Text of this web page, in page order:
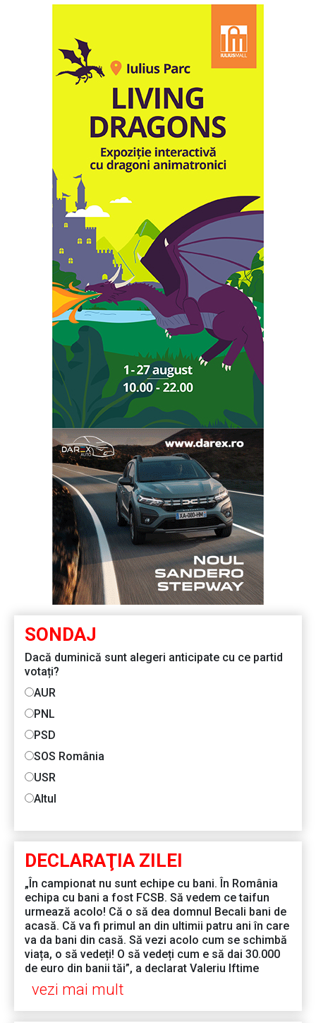
SONDAJ
Dacă duminică sunt alegeri anticipate cu ce partid
votați?
AUR
PNL
PSD
SOS România
USR
Altul
DECLARAŢIA ZILEI
„În campionat nu sunt echipe cu bani. În România
echipa cu bani a fost FCSB. Să vedem ce taifun
urmează acolo! Că o să dea domnul Becali bani de
acasă. Că va fi primul an din ultimii patru ani în care
va da bani din casă. Să vezi acolo cum se schimbă
viața, o să vedeți! O să vedeți cum e să dai 30.000
de euro din banii tăi”, a declarat Valeriu Iftime
vezi mai mult